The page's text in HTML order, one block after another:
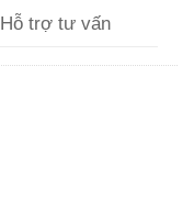
Hỗ trợ tư vấn